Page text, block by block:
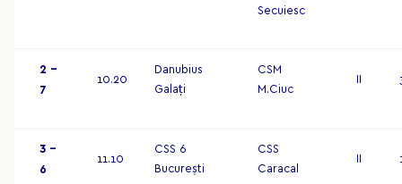
Secuiesc
2 –
7
10.20
Danubius
Galați
CSM
M.Ciuc
3 –
6
11.10
CSS 6
București
CSS
Caracal